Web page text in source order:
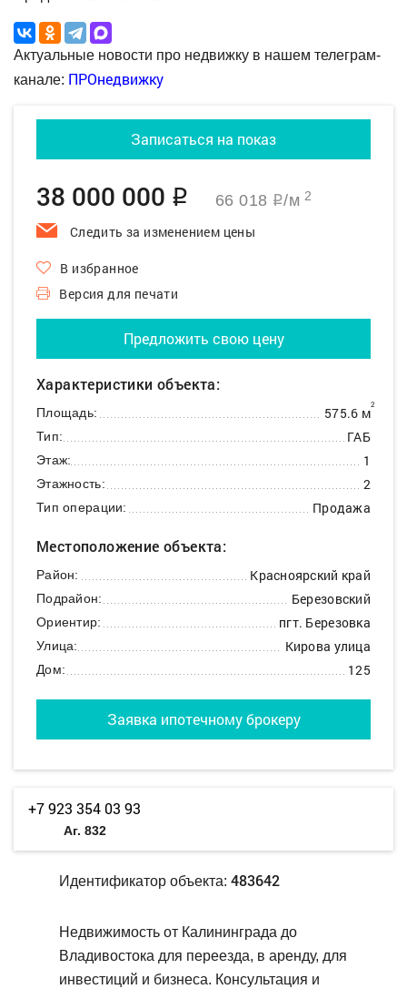
Актуальные новости про недвижку в нашем телеграм-
канале: ПРОнедвижку
Записаться на показ
38 000 000 q 66 018 q/м2
Следить за изменением цены
В избранное
Версия для печати
Предложить свою цену
Характеристики объекта:
Площадь: 575.6 м2
Тип: ГАБ
Этаж: 1
Этажность: 2
Тип операции: Продажа
Местоположение объекта:
Район: Красноярский край
Подрайон: Березовский
Ориентир: пгт. Березовка
Улица: Кирова улица
Дом: 125
Заявка ипотечному брокеру
+7 923 354 03 93
Аг. 832
Идентификатор объекта: 483642
Недвижимость от Калининграда до
Владивостока для переезда, в аренду, для
инвестиций и бизнеса. Консультация и